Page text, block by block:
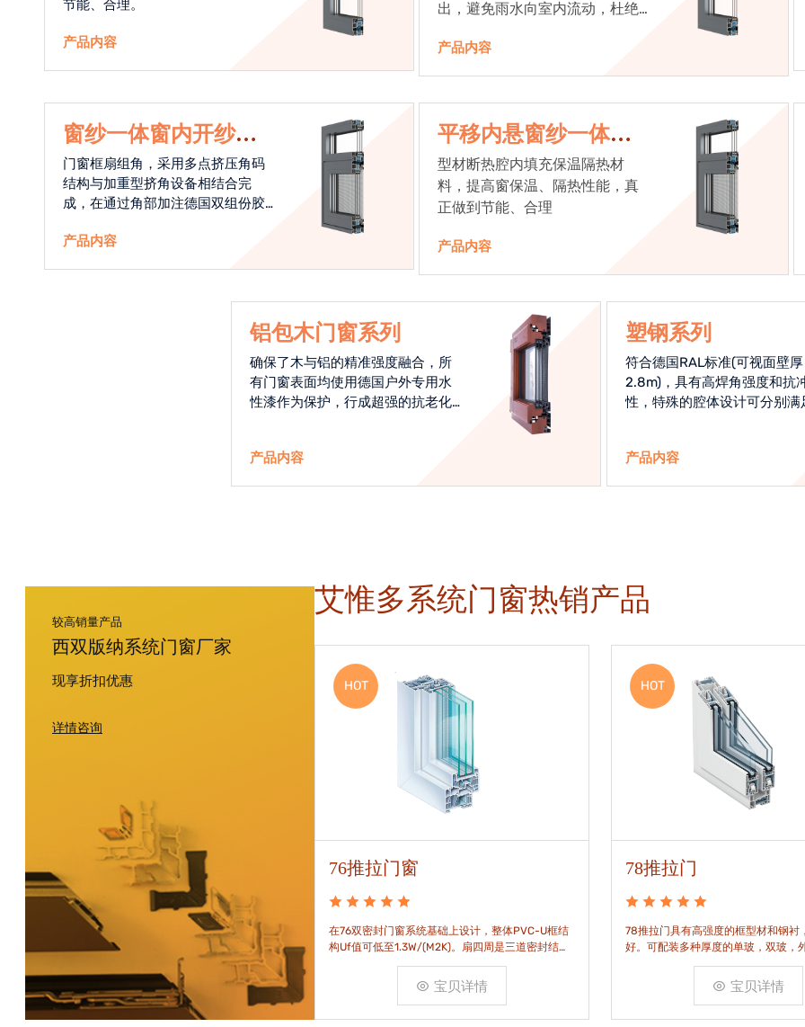
节能、合理。
产品内容
出，避免雨水向室内流动，杜绝
产品内容
窗纱一体窗内开纱外
开系统
门窗框扇组角，采用多点挤压角码
结构与加重型挤角设备相结合完
成，在通过角部加注德国双组份胶
强度，促使窗使用寿命提升5-10
产品内容
平移内悬窗纱一体系
统
型材断热腔内填充保温隔热材
料，提高窗保温、隔热性能，真
正做到节能、合理
产品内容
铝包木门窗系列
确保了木与铝的精准强度融合，所
有门窗表面均使用德国户外专用水
性漆作为保护，行成超强的抗老化
产品内容
塑钢系列
符合德国RAL标准(可视面壁厚
2.8m)，具有高焊角强度和抗
性，特殊的腔体设计可分别满
产品内容
较高销量产品
西双版纳系统门窗厂家
现享折扣优惠
详情咨询
艾惟多系统门窗热销产品
HOT
70平开窗
符合德国RAL标准(可视面壁厚2.8m)，具有高焊角
强度和抗冲击性，特殊的腔体设计可分别满足隔热
宝贝详情
HOT
76推拉门窗
在76双密封门窗系统基础上设计，整体PVC-U框结
构Uf值可低至1.3W/(M2K)。扇四周是三道密封结
构，采用高品质EPDM胶条，实现气密水密性能。
宝贝详情
HOT
78推拉门
78推拉门具有高强度的框型材和钢衬
好。可配装多种厚度的单玻，双玻，
宝贝详情